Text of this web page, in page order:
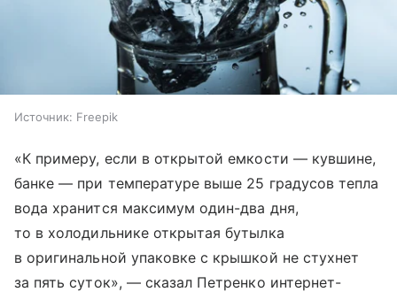
Источник: Freepik
«К примеру, если в открытой емкости — кувшине,
банке — при температуре выше 25 градусов тепла
вода хранится максимум один-два дня,
то в холодильнике открытая бутылка
в оригинальной упаковке с крышкой не стухнет
за пять суток», — сказал Петренко интернет-